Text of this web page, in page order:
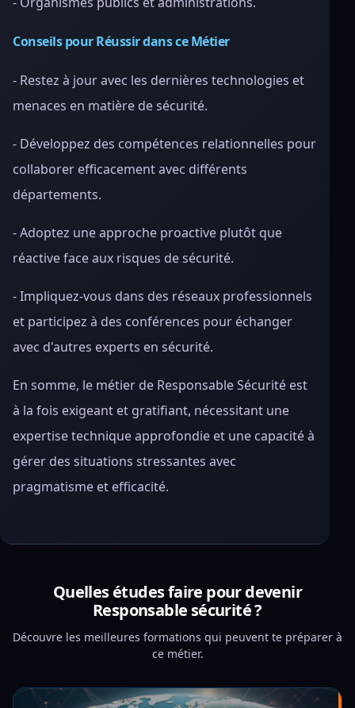
Conseils pour Réussir dans ce Métier
- Restez à jour avec les dernières technologies et
menaces en matière de sécurité.
- Développez des compétences relationnelles pour
collaborer efficacement avec différents
départements.
- Adoptez une approche proactive plutôt que
réactive face aux risques de sécurité.
- Impliquez-vous dans des réseaux professionnels
et participez à des conférences pour échanger
avec d'autres experts en sécurité.
En somme, le métier de Responsable Sécurité est
à la fois exigeant et gratifiant, nécessitant une
expertise technique approfondie et une capacité à
gérer des situations stressantes avec
pragmatisme et efficacité.
Quelles études faire pour devenir
Responsable sécurité ?
Découvre les meilleures formations qui peuvent te préparer à
ce métier.